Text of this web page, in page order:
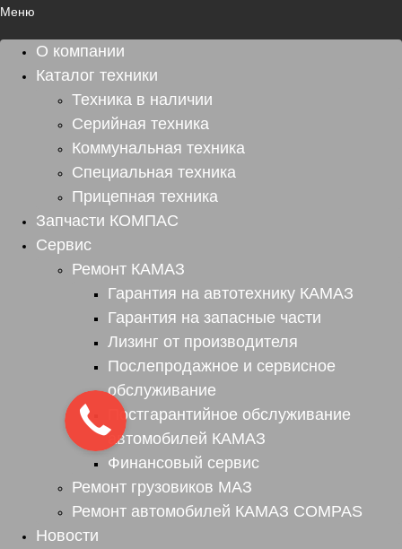
Меню
О компании
Каталог техники
Техника в наличии
Серийная техника
Коммунальная техника
Специальная техника
Прицепная техника
Запчасти КОМПАС
Сервис
Ремонт КАМАЗ
Гарантия на автотехнику КАМАЗ
Гарантия на запасные части
Лизинг от производителя
Послепродажное и сервисное
обслуживание
Постгарантийное обслуживание
автомобилей КАМАЗ
Финансовый сервис
Ремонт грузовиков МАЗ
Ремонт автомобилей КАМАЗ COMPAS
Новости